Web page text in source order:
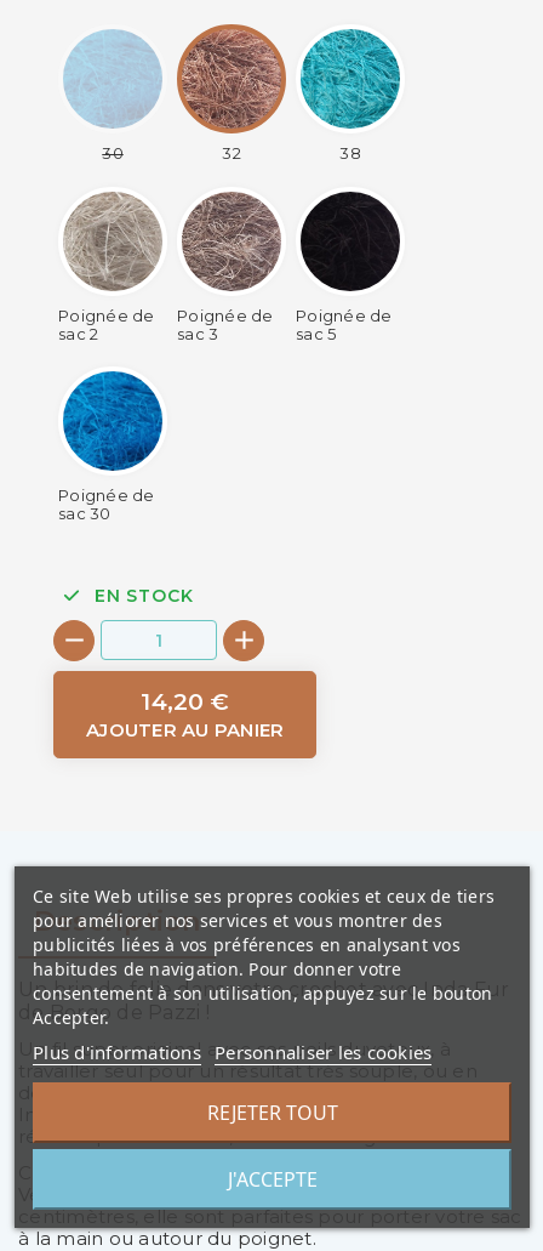
30 32 38
Poignée de
sac 2
Poignée de
sac 3
Poignée de
sac 5
Poignée de
sac 30
EN STOCK
14,20 €
AJOUTER AU PANIER
Description
Un brin de folie dans votre crochet avec Inda Fur
de Borgo de Pazzi !
Un fil super original avec ses poils duveteux, à
travailler seul pour un résultat très souple, ou en
Inda Slim (crochet 4mm- fils ensembles) pour un
résultat plus structuré, avec davantage de tenue.
Craquez également sur les poignées assorties !
Vendues à l'unité et d'une longueur de 15
centimètres, elle sont parfaites pour porter votre sac
à la main ou autour du poignet.
Ce site Web utilise ses propres cookies et ceux de tiers
pour améliorer nos services et vous montrer des
publicités liées à vos préférences en analysant vos
habitudes de navigation. Pour donner votre
consentement à son utilisation, appuyez sur le bouton
Accepter.
Plus d'informations Personnaliser les cookies
REJETER TOUT
J'ACCEPTE